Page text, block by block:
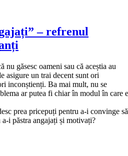
– refrenul
nu găsesc oameni sau că aceștia au
asigure un trai decent sunt ori
inconștienți. Ba mai mult, nu se
ar putea fi chiar în modul în care
prea pricepuți pentru a-i convinge să
a-i păstra angajați și motivați?